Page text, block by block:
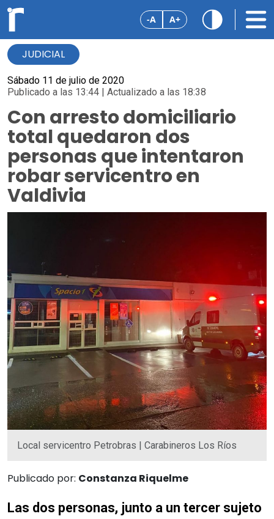
-A A+
JUDICIAL
Sábado 11 de julio de 2020
Publicado a las 13:44 | Actualizado a las 18:38
Con arresto domiciliario
total quedaron dos
personas que intentaron
robar servicentro en
Valdivia
Local servicentro Petrobras | Carabineros Los Ríos
Publicado por: Constanza Riquelme
Las dos personas, junto a un tercer sujeto